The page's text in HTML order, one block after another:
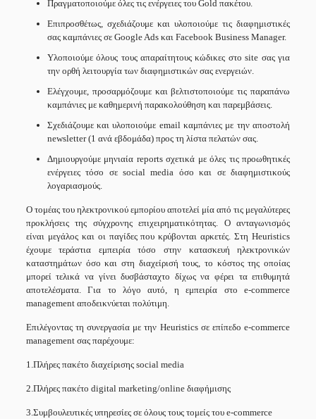
Πραγματοποιούμε όλες τις ενέργειες του Gold πακέτου.
Επιπροσθέτως, σχεδιάζουμε και υλοποιούμε τις διαφημιστικές
σας καμπάνιες σε Google Ads και Facebook Business Manager.
Υλοποιούμε όλους τους απαραίτητους κώδικες στο site σας για
την ορθή λειτουργία των διαφημιστικών σας ενεργειών.
Ελέγχουμε, προσαρμόζουμε και βελτιστοποιούμε τις παραπάνω
καμπάνιες με καθημερινή παρακολούθηση και παρεμβάσεις.
Σχεδιάζουμε και υλοποιούμε email καμπάνιες με την αποστολή
newsletter (1 ανά εβδομάδα) προς τη λίστα πελατών σας.
Δημιουργούμε μηνιαία reports σχετικά με όλες τις προωθητικές
ενέργειες τόσο σε social media όσο και σε διαφημιστικούς
λογαριασμούς.
Ο τομέας του ηλεκτρονικού εμπορίου αποτελεί μία από τις μεγαλύτερες
προκλήσεις της σύγχρονης επιχειρηματικότητας. Ο ανταγωνισμός
είναι μεγάλος και οι παγίδες που κρύβονται αρκετές. Στη Heuristics
έχουμε τεράστια εμπειρία τόσο στην κατασκευή ηλεκτρονικών
καταστημάτων όσο και στη διαχείρισή τους, το κόστος της οποίας
μπορεί τελικά να γίνει δυσβάσταχτο δίχως να φέρει τα επιθυμητά
αποτελέσματα. Για το λόγο αυτό, η εμπειρία στο e-commerce
management αποδεικνύεται πολύτιμη.
Επιλέγοντας τη συνεργασία με την Heuristics σε επίπεδο e-commerce
management σας παρέχουμε:
1.Πλήρες πακέτο διαχείρισης social media
2.Πλήρες πακέτο digital marketing/online διαφήμισης
3.Συμβουλευτικές υπηρεσίες σε όλους τους τομείς του e-commerce